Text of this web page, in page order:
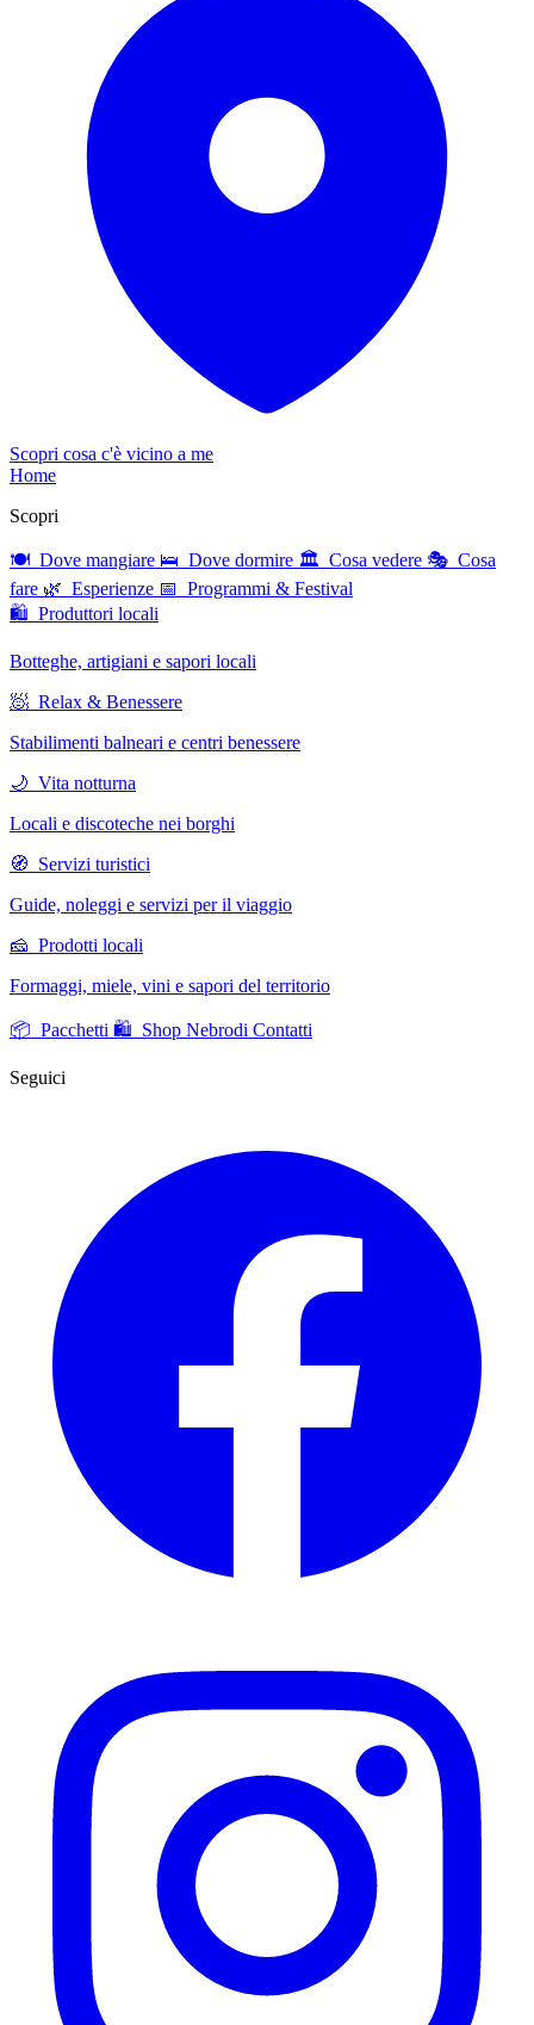
Scopri cosa c'è vicino a me
Home
Scopri
🍽 Dove mangiare 🛌 Dove dormire 🏛 Cosa vedere 🎭 Cosa
fare 🌿 Esperienze 📅 Programmi & Festival
🛍 Produttori locali
Botteghe, artigiani e sapori locali
🧖 Relax & Benessere
Stabilimenti balneari e centri benessere
🌙 Vita notturna
Locali e discoteche nei borghi
🧭 Servizi turistici
Guide, noleggi e servizi per il viaggio
🧀 Prodotti locali
Formaggi, miele, vini e sapori del territorio
📦 Pacchetti 🛍️ Shop Nebrodi Contatti
Seguici